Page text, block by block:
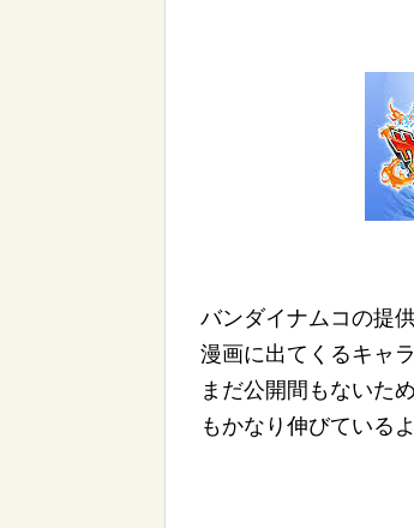
バンダイナムコの提
漫画に出てくるキャ
まだ公開間もないた
もかなり伸びている